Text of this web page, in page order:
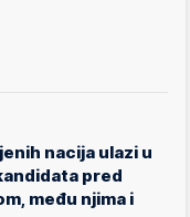
nacija ulazi u
pred
među njima i